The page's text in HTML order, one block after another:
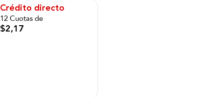
Crédito directo
12 Cuotas de
$2,17